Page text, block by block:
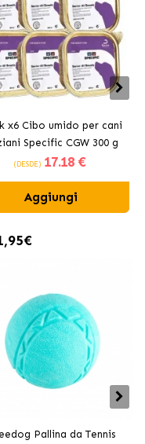
x6 Cibo umido per cani
Specific CGW 300 g
(DESDE) 17.18 €
Aggiungi
Pallina da Tennis